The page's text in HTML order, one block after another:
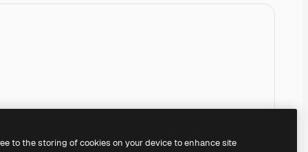
to the storing of cookies on your device to enhance site